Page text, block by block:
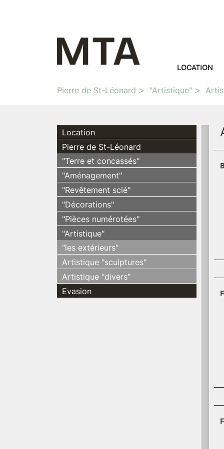
LOCATION
Pierre de St-Léonard "Artistique"
Location
Pierre de St-Léonard
"Terre et concassés"
"Aménagement"
"Revêtement scié"
"Décorations"
"Pièces numérotées"
"Artistique"
"les extérieurs"
Artistique "sculptures"
Artistique "divers"
Evasion